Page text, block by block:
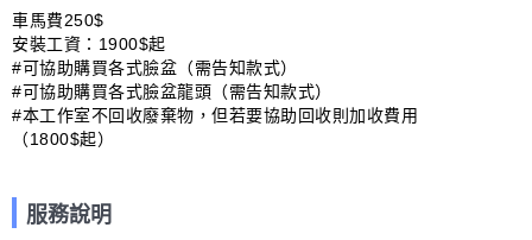
車馬費250$
安裝工資：1900$起
#可協助購買各式臉盆（需告知款式）
#可協助購買各式臉盆龍頭（需告知款式）
#本工作室不回收廢棄物，但若要協助回收則加收費用
（1800$起）
服務說明